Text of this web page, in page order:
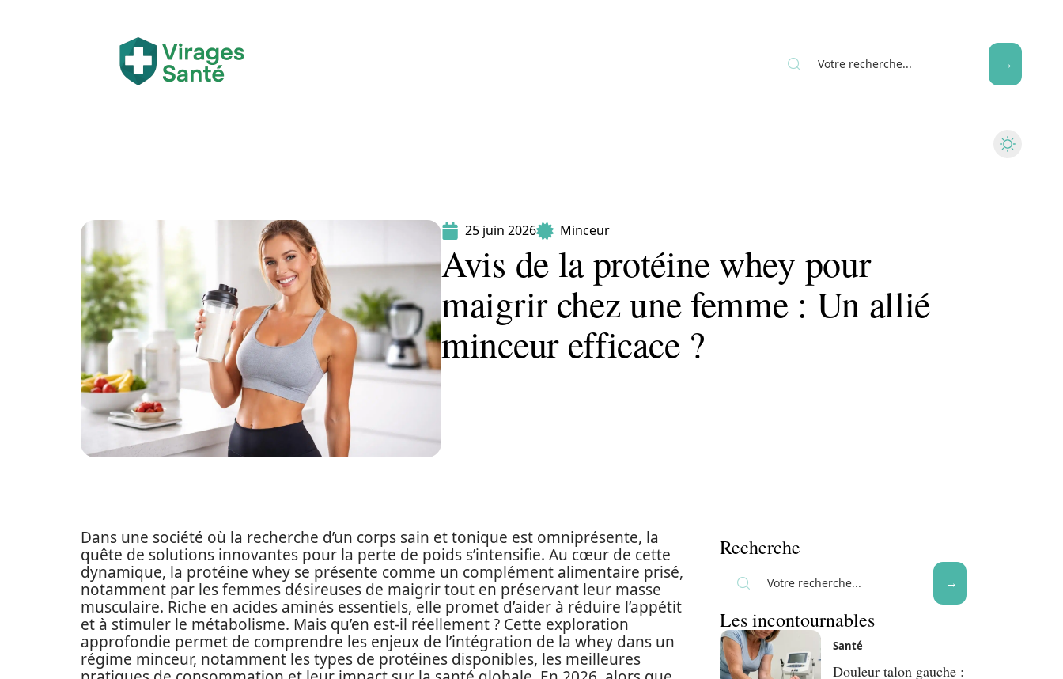
25 juin 2026 Minceur
Avis de la protéine whey pour
maigrir chez une femme : Un allié
minceur efficace ?
Dans une société où la recherche d’un corps sain et tonique est omniprésente, la
quête de solutions innovantes pour la perte de poids s’intensifie. Au cœur de cette
dynamique, la protéine whey se présente comme un complément alimentaire prisé,
notamment par les femmes désireuses de maigrir tout en préservant leur masse
musculaire. Riche en acides aminés essentiels, elle promet d’aider à réduire l’appétit
et à stimuler le métabolisme. Mais qu’en est-il réellement ? Cette exploration
approfondie permet de comprendre les enjeux de l’intégration de la whey dans un
régime minceur, notamment les types de protéines disponibles, les meilleures
Recherche
Les incontournables
Santé
Douleur talon gauche :